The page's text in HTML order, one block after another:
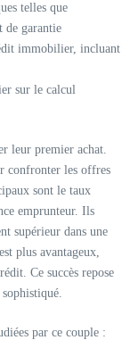
telles que
de garantie
immobilier, incluant
sur le calcul
leur premier achat.
confronter les offres
sont le taux
emprunteur. Ils
supérieur dans une
plus avantageux,
Ce succès repose
par ce couple :